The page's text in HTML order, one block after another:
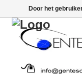
Door het